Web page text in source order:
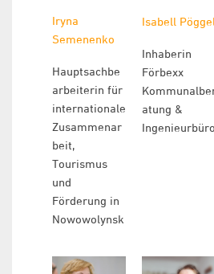
Iryna
Semenenko
Hauptsachbe
arbeiterin für
internationale
Zusammenar
beit,
Tourismus
und
Förderung in
Nowowolynsk
Isabell Pöggel
Inhaberin
Förbexx
atung &
Ingenieurbüro